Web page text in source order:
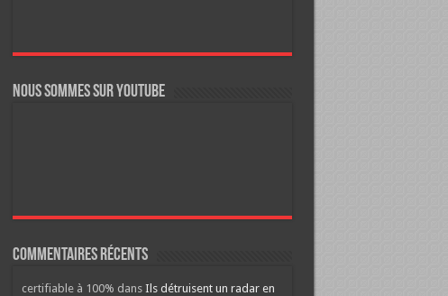
Nous sommes sur YouTube
Commentaires récents
certifiable à 100% dans Ils détruisent un radar en